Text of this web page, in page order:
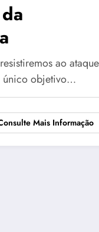
ao ataque
único objetivo…
Mais Informação